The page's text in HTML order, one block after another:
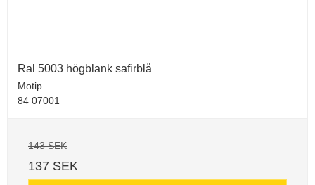
Ral 5003 högblank safirblå
Motip
84 07001
143 SEK
137 SEK